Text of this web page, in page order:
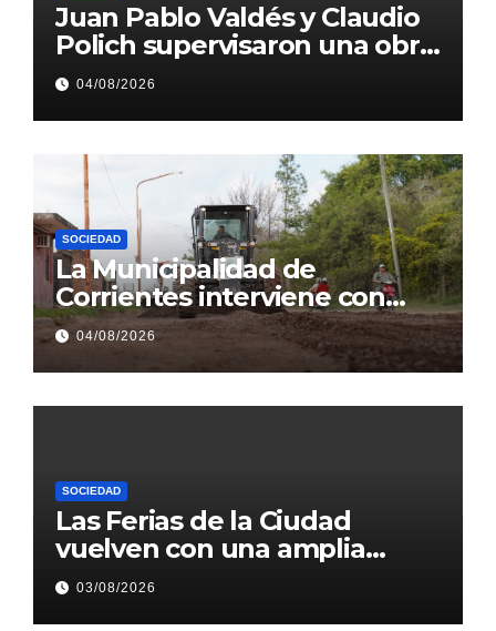
Juan Pablo Valdés y Claudio
Polich supervisaron una obra
hídrica que beneficiará a más
de 250.000 vecinos
04/08/2026
SOCIEDAD
La Municipalidad de
Corrientes interviene con
obras 1.200 metros de Héroes
de Malvinas
04/08/2026
SOCIEDAD
Las Ferias de la Ciudad
vuelven con una amplia
agenda en plazas y paseos
03/08/2026